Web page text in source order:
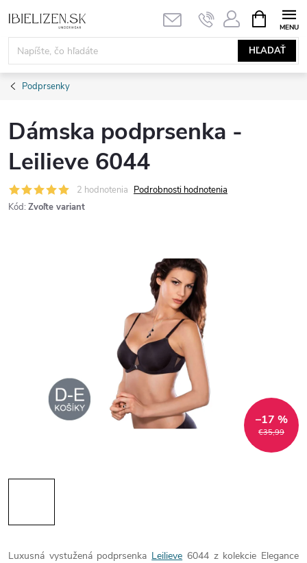
na
obsah
HĽADAŤ
KOŠÍK
Podprsenky
Dámska podprsenka -
Leilieve 6044
2 hodnotenia Podrobnosti hodnotenia
Kód: Zvoľte variant
€35,99
–17 %
Luxusná vystužená podprsenka Leilieve 6044 z kolekcie Elegance